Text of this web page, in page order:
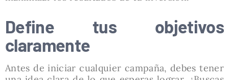
Define tus objetivos
claramente
Antes de iniciar cualquier campaña, debes tener